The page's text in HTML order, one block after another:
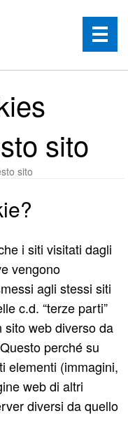
sito
sito
i siti visitati dagli
vengono
agli stessi siti
c.d. “terze parti”
web diverso da
perché su
elementi (immagini,
web di altri
diversi da quello